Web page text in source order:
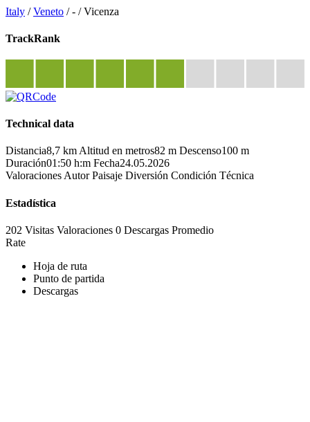
Italy /Veneto /- /Vicenza
TrackRank
Technical data
Distancia8,7 km Altitud en metros82 m Descenso100 m
Duración01:50 h:m Fecha24.05.2026
Valoraciones Autor Paisaje Diversión Condición Técnica
Estadística
202 Visitas Valoraciones 0 Descargas Promedio
Rate
Hoja de ruta
Punto de partida
Descargas